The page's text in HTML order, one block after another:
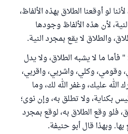
لو أوقعنا الطلاق بهذه الألفاظ،
لأن هذه الألفاظ وجودها
والطلاق لا يقع بمجرد النية.
فأما ما لا يشبه الطلاق، ولا يدل
وقومي، وكلي، واشربي، واقربي،
عليك، وغفر الله لك، وما
بكناية، ولا تطلق به، وإن نوى؛
فلو وقع الطلاق به، لوقع بمجرد
بها. وبهذا قال أبو حنيفة.